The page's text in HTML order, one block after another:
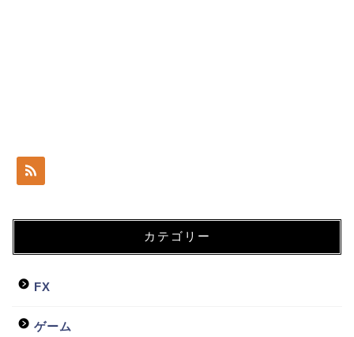
カテゴリー
FX
ゲーム